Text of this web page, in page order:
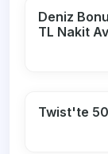
Deniz
TL Nakit
Twist'te